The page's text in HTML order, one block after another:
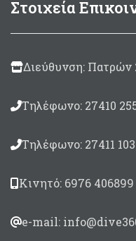
Στοιχεία
Διεύθυνση: Πατρών
Τηλέφωνο: 27410
Τηλέφωνο: 27411
Κινητό: 6976 406899
e-mail: